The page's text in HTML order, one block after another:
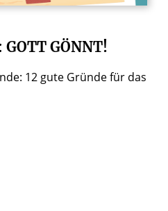
GOTT GÖNNT!
12 gute Gründe für das